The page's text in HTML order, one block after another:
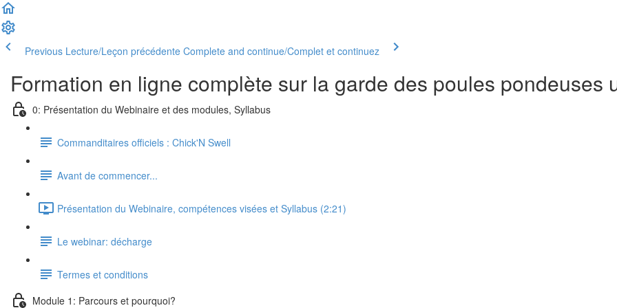
Previous Lecture/Leçon précédente Complete and continue/Complet et continuez
Formation en ligne complète sur la garde des poules pondeuses
0: Présentation du Webinaire et des modules, Syllabus
Commanditaires officiels : Chick'N Swell
Avant de commencer...
Présentation du Webinaire, compétences visées et Syllabus (2:21)
Le webinar: décharge
Termes et conditions
Module 1: Parcours et pourquoi?